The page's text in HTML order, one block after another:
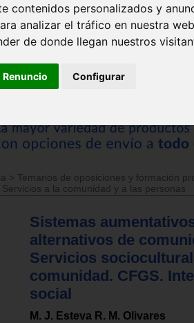
contenidos personalizados y
analizar el tráfico en nuestra
de donde llegan nuestros
Renuncio Configurar
> Temarios de oposiciones y formación
Servicios a la comunidad y a las personas
Sistemas
alternativos de
Servicios
comunidad. CFGS.
social
M. J. Esteva R. M. Olivares